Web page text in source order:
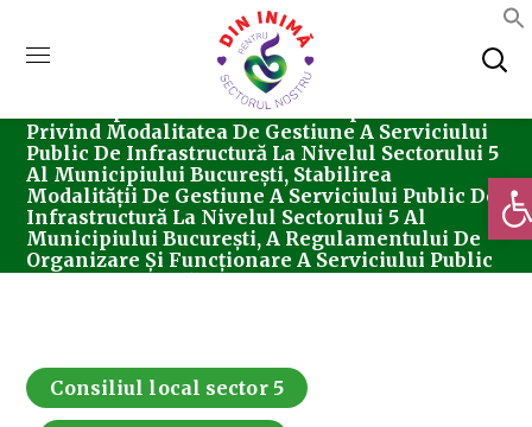
Consiliul Local Sector 5
Nr. 163/06.10.2022 Privind Modificarea Și
Completarea Anexei Nr. 2 La Hotărârea
Consiliului Local Sector 5 Nr. 27/20.02.2020
Pentru Aprobarea Studiului De Oportunitate
Privind Modalitatea De Gestiune A Serviciului
Public De Infrastructură La Nivelul Sectorului 5
Al Municipiului București, Stabilirea
Modalității De Gestiune A Serviciului Public De
Infrastructură La Nivelul Sectorului 5 Al
Municipiului București, A Regulamentului De
Organizare Și Funcționare A Serviciului Public
Consiliul local sector 5